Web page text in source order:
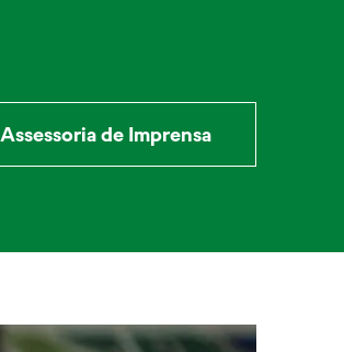
Assessoria de Imprensa